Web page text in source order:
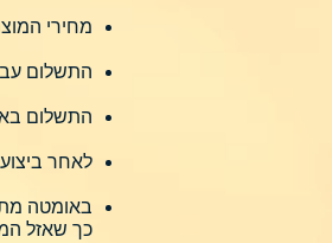
מחירי
התשלום
התשלום
לאחר
באומטה
כך שאזל